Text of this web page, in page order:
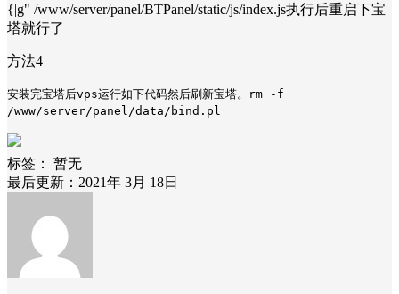
{|g" /www/server/panel/BTPanel/static/js/index.js执行后重启下宝
塔就行了
方法4
安装完宝塔后vps运行如下代码然后刷新宝塔。rm -f
/www/server/panel/data/bind.pl
标签：
暂无
最后更新：2021年 3月 18日